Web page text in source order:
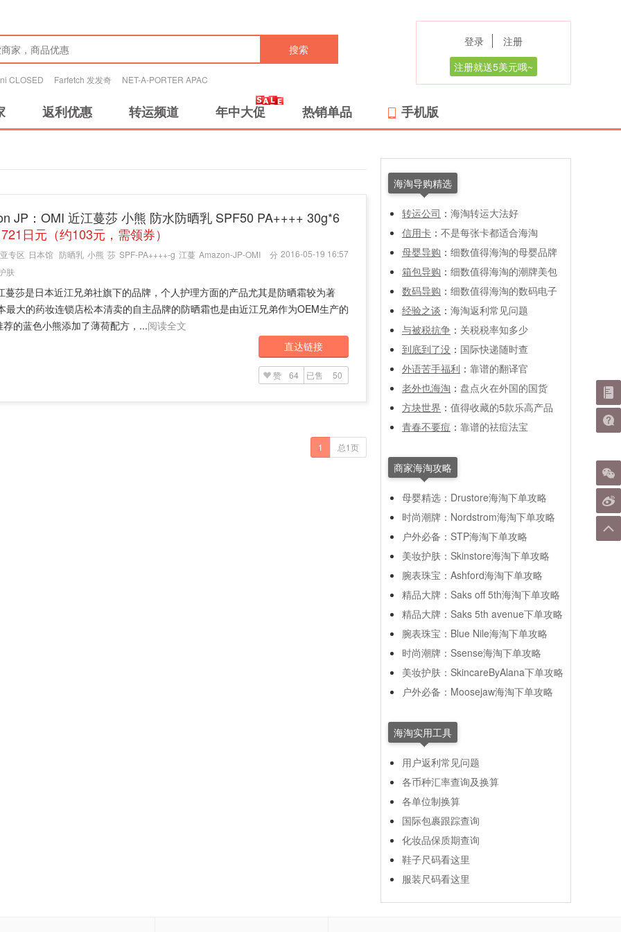
搜索
CLOSED Farfetch 发发奇 NET-A-PORTER APAC
登录
注册
注册就送5美元哦~
返利优惠 转运频道 年中大促 热销单品 手机版
JP：OMI 近江蔓莎 小熊 防水防晒乳 SPF50 PA++++ 30g*6
日元（约103元，需领券）
2016-05-19 16:57
专区 日本馆 防晒乳 小熊 莎 SPF-PA++++-g 江蔓 Amazon-JP-OMI
分
肤
蔓莎是日本近江兄弟社旗下的品牌，个人护理方面的产品尤其是防晒霜较为著
最大的药妆连锁店松本清卖的自主品牌的防晒霜也是由近江兄弟作为OEM生产的
荐的蓝色小熊添加了薄荷配方，...阅读全文
直达链接
赞 64 已售 50
1 总1页
海淘导购精选
转运公司 ： 海淘转运大法好
信用卡 ： 不是每张卡都适合海淘
母婴导购 ： 细数值得海淘的母婴品牌
箱包导购 ： 细数值得海淘的潮牌美包
数码导购 ： 细数值得海淘的数码电子
经验之谈 ： 海淘返利常见问题
与被税抗争 ： 关税税率知多少
到底到了没 ： 国际快递随时查
外语苦手福利 ： 靠谱的翻译官
老外也海淘 ： 盘点火在外国的国货
方块世界 ： 值得收藏的5款乐高产品
青春不要痘 ： 靠谱的祛痘法宝
商家海淘攻略
母婴精选：Drustore海淘下单攻略
时尚潮牌：Nordstrom海淘下单攻略
户外必备：STP海淘下单攻略
美妆护肤：Skinstore海淘下单攻略
腕表珠宝：Ashford海淘下单攻略
精品大牌：Saks off 5th海淘下单攻略
精品大牌：Saks 5th avenue下单攻略
腕表珠宝：Blue Nile海淘下单攻略
时尚潮牌：Ssense海淘下单攻略
美妆护肤：SkincareByAlana下单攻略
户外必备：Moosejaw海淘下单攻略
海淘实用工具
用户返利常见问题
各币种汇率查询及换算
各单位制换算
国际包裹跟踪查询
化妆品保质期查询
鞋子尺码看这里
服装尺码看这里